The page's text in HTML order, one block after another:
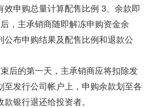
效申购总量计算配售比例 3、余款即
，主承销商随即解冻申购资金余
公布申购结果及配售比例和退款公
的第一天，主承销商应将扣除发
至发行公司帐户上，申购余款划至各
银行退还给投资者。